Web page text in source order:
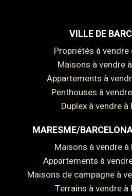
VILLE DE
Propriétés à
Maisons à vendre
Appartements à
Penthouses à
Duplex à vendre
MARESME/
Maisons à vendre
Appartements à
Maisons de campagne à
Terrains à vendre